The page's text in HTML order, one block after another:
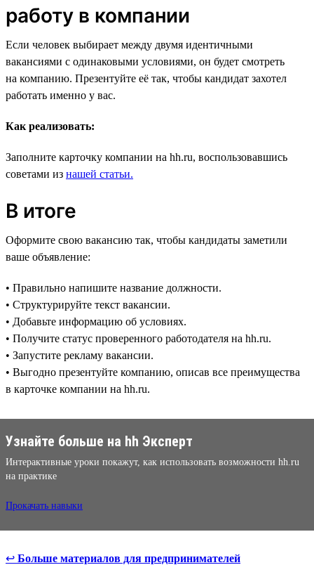
работу в компании
Если человек выбирает между двумя идентичными
вакансиями с одинаковыми условиями, он будет смотреть
на компанию. Презентуйте её так, чтобы кандидат захотел
работать именно у вас.
Как реализовать:
Заполните карточку компании на hh.ru, воспользовавшись
советами из нашей статьи.
В итоге
Оформите свою вакансию так, чтобы кандидаты заметили
ваше объявление:
• Правильно напишите название должности.
• Структурируйте текст вакансии.
• Добавьте информацию об условиях.
• Получите статус проверенного работодателя на hh.ru.
• Запустите рекламу вакансии.
• Выгодно презентуйте компанию, описав все преимущества
в карточке компании на hh.ru.
Узнайте больше на hh Эксперт
Интерактивные уроки покажут, как использовать возможности hh.ru
на практике
Прокачать навыки
↩ Больше материалов для предпринимателей